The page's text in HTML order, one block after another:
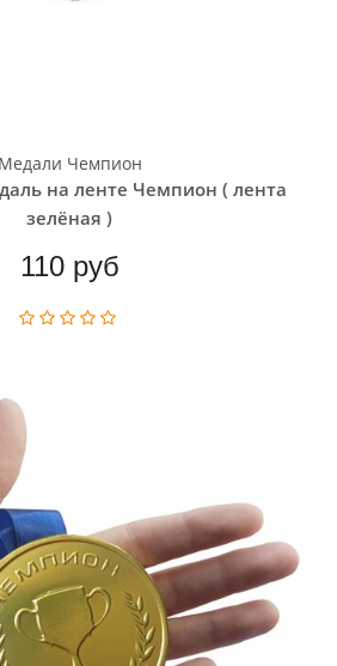
Медали Чемпион
на ленте Чемпион ( лента
зелёная )
110 руб